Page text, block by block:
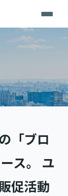
「ブロ
ス。 ユ
促活動